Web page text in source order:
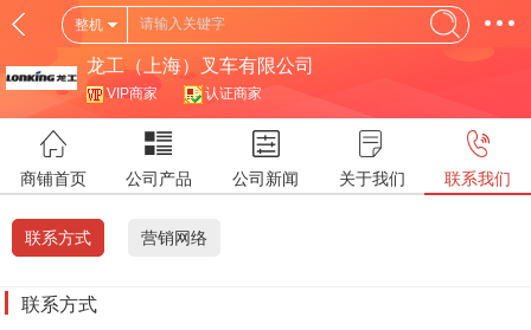
整机
龙工（上海）叉车有限公司
VIP商家 认证商家
商铺首页 公司产品 公司新闻 关于我们 联系我们
联系方式 营销网络
联系方式